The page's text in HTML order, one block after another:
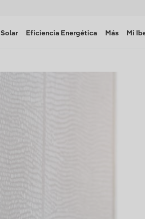
Solar Eficiencia Energética Más Mi